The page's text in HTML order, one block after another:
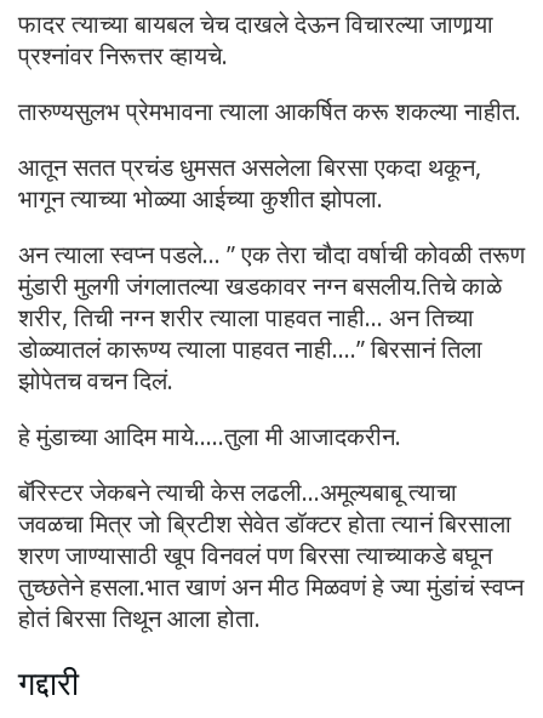
फादर त्याच्या बायबल चेच दाखले देऊन विचारल्या जाणार्‍या
प्रश्नांवर निरूत्तर व्हायचे.
तारुण्यसुलभ प्रेमभावना त्याला आकर्षित करू शकल्या नाहीत.
आतून सतत प्रचंड धुमसत असलेला बिरसा एकदा थकून,
भागून त्याच्या भोळ्या आईच्या कुशीत झोपला.
अन त्याला स्वप्न पडले… ” एक तेरा चौदा वर्षाची कोवळी तरूण
मुंडारी मुलगी जंगलातल्या खडकावर नग्न बसलीय.तिचे काळे
शरीर, तिची नग्न शरीर त्याला पाहवत नाही… अन तिच्या
डोळ्यातलं कारूण्य त्याला पाहवत नाही….” बिरसानं तिला
झोपेतच वचन दिलं.
हे मुंडाच्या आदिम माये…..तुला मी आजादकरीन.
बॅरिस्टर जेकबने त्याची केस लढली…अमूल्यबाबू त्याचा
जवळचा मित्र जो ब्रिटीश सेवेत डॉक्टर होता त्यानं बिरसाला
शरण जाण्यासाठी खूप विनवलं पण बिरसा त्याच्याकडे बघून
तुच्छतेने हसला.भात खाणं अन मीठ मिळवणं हे ज्या मुंडांचं स्वप्न
होतं बिरसा तिथून आला होता.
गद्दारी